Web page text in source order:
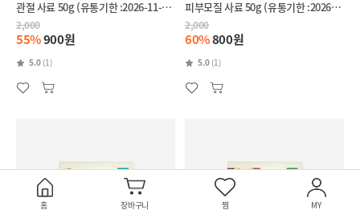
관절 사료 50g (유통기한 :2026-11-
28)
2,000
55%900원
5.0 (1)
피부모질 사료 50g (유통기한 :2026-
11-27)
2,000
60%800원
5.0 (1)
홈 장바구니 찜 MY